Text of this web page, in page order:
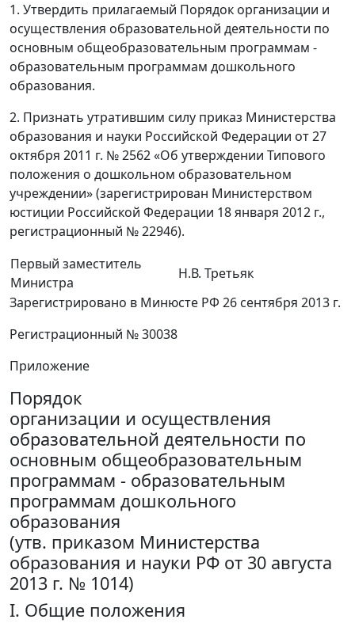
1. Утвердить прилагаемый Порядок организации и
осуществления образовательной деятельности по
основным общеобразовательным программам -
образовательным программам дошкольного
образования.
2. Признать утратившим силу приказ Министерства
образования и науки Российской Федерации от 27
октября 2011 г. № 2562 «Об утверждении Типового
положения о дошкольном образовательном
учреждении» (зарегистрирован Министерством
юстиции Российской Федерации 18 января 2012 г.,
регистрационный № 22946).
Первый заместитель
Министра
Н.В. Третьяк
Зарегистрировано в Минюсте РФ 26 сентября 2013 г.
Регистрационный № 30038
Приложение
Порядок
организации и осуществления
образовательной деятельности по
основным общеобразовательным
программам - образовательным
программам дошкольного
образования
(утв. приказом Министерства
образования и науки РФ от 30 августа
2013 г. № 1014)
I. Общие положения